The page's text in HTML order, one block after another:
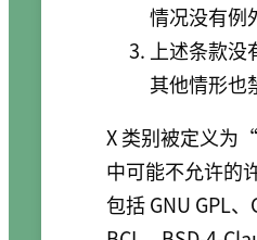
情况没有例
上述条款
其他情形也
X 类别被定义为
中可能不允许的
包括 GNU GPL、